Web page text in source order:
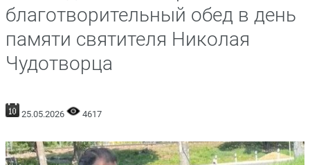
благотворительный обед в день
памяти святителя Николая
Чудотворца
25.05.2026 4617